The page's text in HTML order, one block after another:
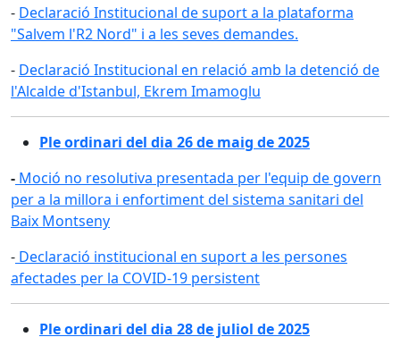
- Declaració Institucional de suport a la plataforma
"Salvem l'R2 Nord" i a les seves demandes.
- Declaració Institucional en relació amb la detenció de
l'Alcalde d'Istanbul, Ekrem Imamoglu
Ple ordinari del dia 26 de maig de 2025
- Moció no resolutiva presentada per l'equip de govern
per a la millora i enfortiment del sistema sanitari del
Baix Montseny
- Declaració institucional en suport a les persones
afectades per la COVID-19 persistent
Ple ordinari del dia 28 de juliol de 2025